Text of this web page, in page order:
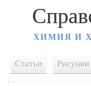
ХИМИЯ И
Статьи Рисунки